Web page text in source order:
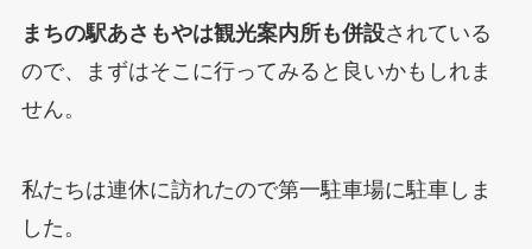
まちの駅あさもやは観光案内所も併設されている
ので、まずはそこに行ってみると良いかもしれま
せん。
私たちは連休に訪れたので第一駐車場に駐車しま
した。